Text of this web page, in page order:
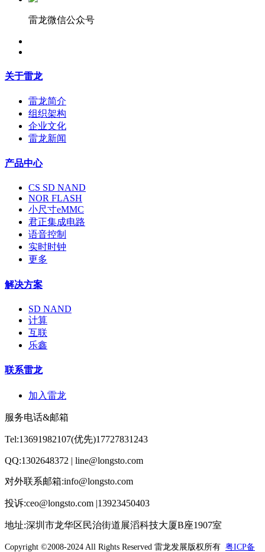
雷龙微信公众号
关于雷龙
雷龙简介
组织架构
企业文化
雷龙新闻
产品中心
CS SD NAND
NOR FLASH
小尺寸eMMC
君正集成电路
语音控制
实时时钟
更多
解决方案
SD NAND
计算
互联
乐鑫
联系雷龙
加入雷龙
服务电话&邮箱
Tel:13691982107(优先)17727831243
QQ:1302648372 | line@longsto.com
对外联系邮箱:info@longsto.com
投诉:ceo@longsto.com |13923450403
地址:深圳市龙华区民治街道展滔科技大厦B座1907室
Copyright ©2008-2024 All Rights Reserved 雷龙发展版权所有 粤ICP备